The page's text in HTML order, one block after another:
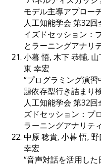
モデル主導アプロー
人工知能学会 第32
イズドセッション：
とラーニングアナリ
小暮 悟, 木下 恭輔,
東 幸宏
“プログラミング演
題依存型行き詰まり
人工知能学会 第32
ズドセッション：プ
ラーニングアナリテ
中原 稔貴, 小暮 悟,
幸宏
“音声対話を活用し